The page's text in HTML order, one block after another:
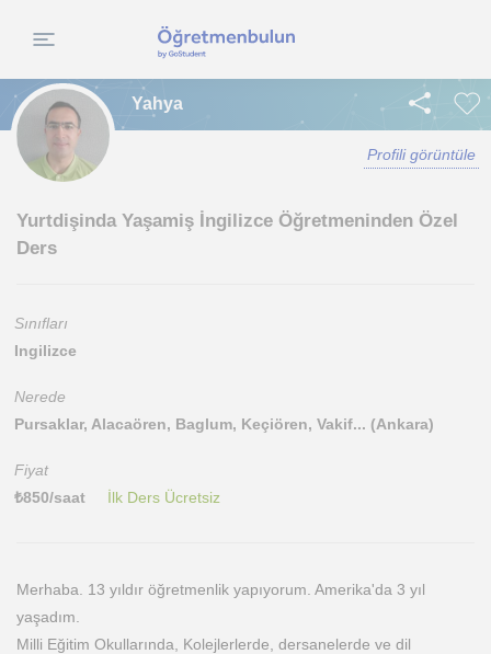
Yahya
Profili görüntüle
Yurtdişinda Yaşamiş İngilizce Öğretmeninden Özel
Ders
Sınıfları
Ingilizce
Nerede
Pursaklar, Alacaören, Baglum, Keçiören, Vakif... (Ankara)
Fiyat
₺850/saat İlk Ders Ücretsiz
Merhaba. 13 yıldır öğretmenlik yapıyorum. Amerika'da 3 yıl
yaşadım.
Milli Eğitim Okullarında, Kolejlerlerde, dersanelerde ve dil